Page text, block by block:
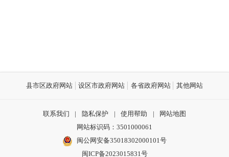
县市区政府网站 设区市政府网站 各省政府网站 其他网站
联系我们 | 隐私保护 | 使用帮助 |
网站地图
网站标识码：3501000061
闽公网安备35018302000101号
闽ICP备2023015831号